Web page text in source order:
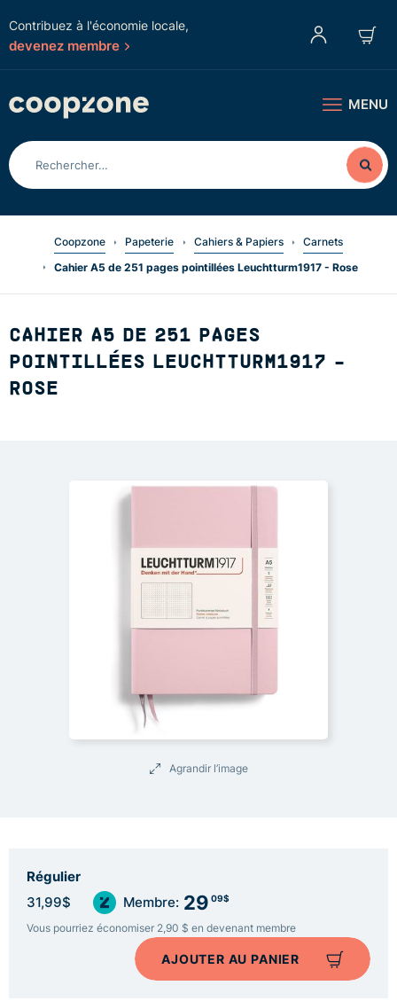
Contribuez à l'économie locale,
devenez membre
MENU
Coopzone Papeterie Cahiers & Papiers
Carnets
Cahier A5 de 251 pages pointillées Leuchtturm1917 - Rose
CAHIER A5 DE 251 PAGES
POINTILLÉES LEUCHTTURM1917 -
ROSE
Agrandir l’image
Régulier
31,99$ Membre: 29 09$
Vous pourriez économiser 2,90 $ en devenant membre
AJOUTER AU PANIER